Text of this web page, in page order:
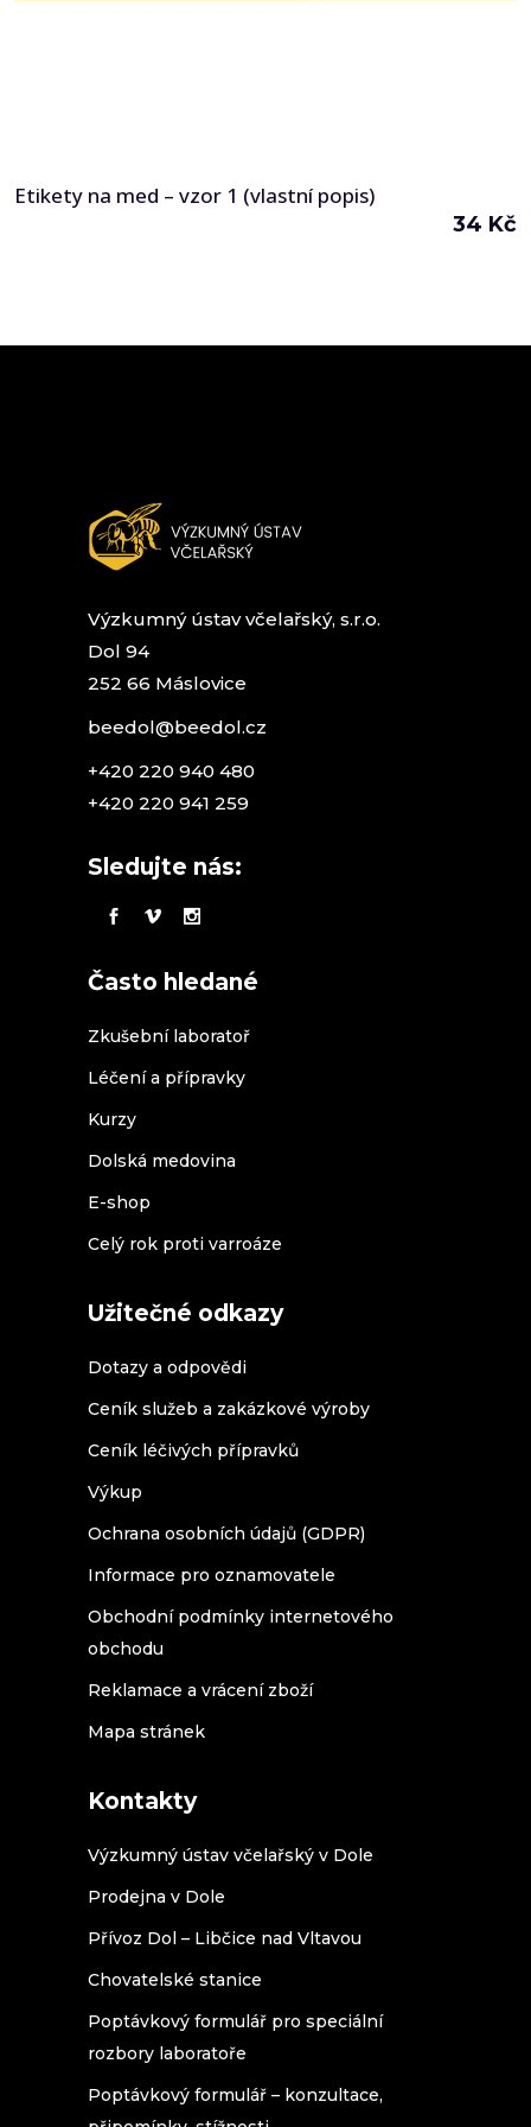
Etikety na med – vzor 1 (vlastní popis)
34 Kč
Výzkumný ústav včelařský, s.r.o.
Dol 94
252 66 Máslovice
beedol@beedol.cz
+420 220 940 480
+420 220 941 259
Sledujte nás:
Často hledané
Zkušební laboratoř
Léčení a přípravky
Kurzy
Dolská medovina
E-shop
Celý rok proti varroáze
Užitečné odkazy
Dotazy a odpovědi
Ceník služeb a zakázkové výroby
Ceník léčivých přípravků
Výkup
Ochrana osobních údajů (GDPR)
Informace pro oznamovatele
Obchodní podmínky internetového
obchodu
Reklamace a vrácení zboží
Mapa stránek
Kontakty
Výzkumný ústav včelařský v Dole
Prodejna v Dole
Přívoz Dol – Libčice nad Vltavou
Chovatelské stanice
Poptávkový formulář pro speciální
rozbory laboratoře
Poptávkový formulář – konzultace,